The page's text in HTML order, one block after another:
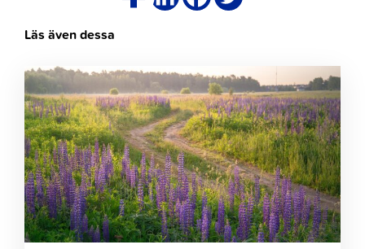
Läs även dessa
Klicka
för
att
läsa
artikeln